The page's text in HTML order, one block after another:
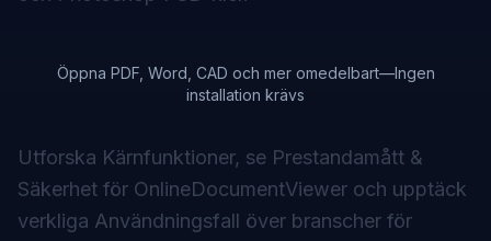
Öppna PDF, Word, CAD och mer omedelbart—Ingen
installation krävs
Utforska Kärnfunktioner, se Prestandamått &
Säkerhet för OnlineDocumentViewer och upptäck
verkliga Användningsfall över branscher för